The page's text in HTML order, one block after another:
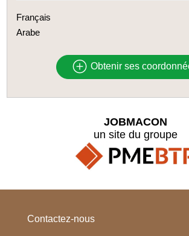
Français
Arabe
Obtenir ses
JOBMACON
un site du groupe
Contactez-nous